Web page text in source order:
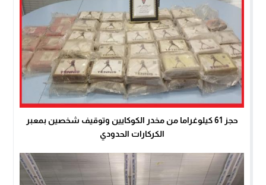
حجز 61 كيلوغراما من مخدر الكوكايين وتوقيف شخصين بمعبر
الكركارات الحدودي